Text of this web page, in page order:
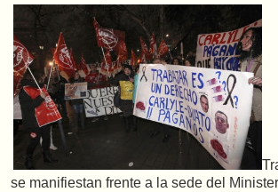
se manifiestan frente a la sede del